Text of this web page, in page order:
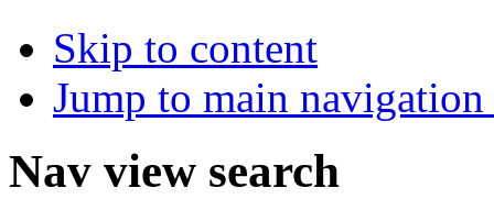
Skip to content
Jump to main
Nav view search